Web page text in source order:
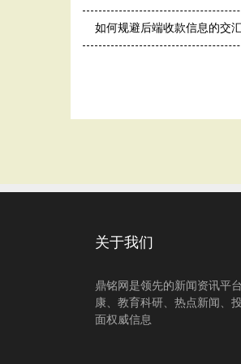
如何规避后端收款信息的交
关于我们
鼎铭网是领先的新闻资讯平
康、教育科研、热点新闻、
面权威信息